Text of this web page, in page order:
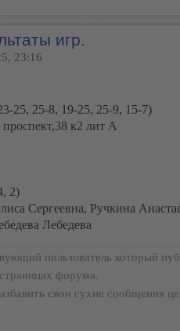
игр.
23:16
25, 25-8, 19-25, 25-9, 15-7)
к2 лит А
2)
Сергеевна, Ручкина
Лебедева
пользователь который
форума.
свои сухие сообщения